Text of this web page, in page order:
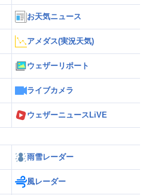
お天気ニュース
アメダス(実況天気)
ウェザーリポート
ライブカメラ
ウェザーニュースLiVE
雨雪レーダー
風レーダー